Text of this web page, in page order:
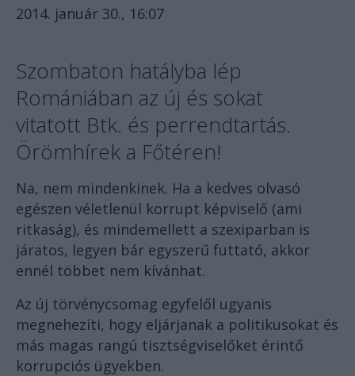
2014. január 30., 16:07
Szombaton hatályba lép
Romániában az új és sokat
vitatott Btk. és perrendtartás.
Örömhírek a Főtéren!
Na, nem mindenkinek. Ha a kedves olvasó
egészen véletlenül korrupt képviselő (ami
ritkaság), és mindemellett a szexiparban is
járatos, legyen bár egyszerű futtató, akkor
ennél többet nem kívánhat.
Az új törvénycsomag egyfelől ugyanis
megnehezíti, hogy eljárjanak a politikusokat és
más magas rangú tisztségviselőket érintő
korrupciós ügyekben.